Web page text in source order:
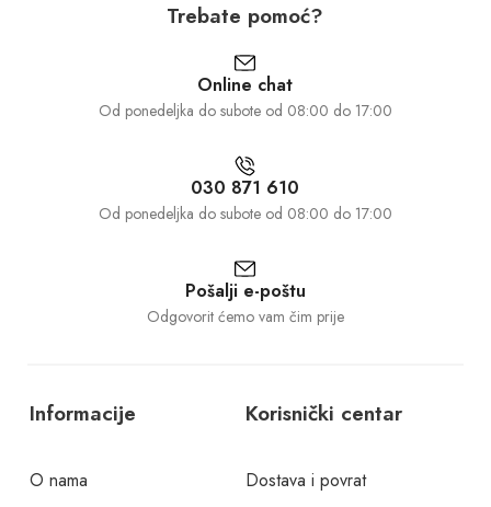
Trebate pomoć?
Online chat
Od ponedeljka do subote od 08:00 do 17:00
030 871 610
Od ponedeljka do subote od 08:00 do 17:00
Pošalji e-poštu
Odgovorit ćemo vam čim prije
Informacije
O nama
Korisnički centar
Dostava i povrat